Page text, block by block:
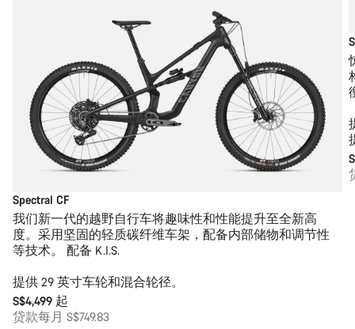
Spectral CF
我们新一代的越野自行车将趣味性和性能提升至全新高
度。采用坚固的轻质碳纤维车架，配备内部储物和调节性
等技术。 配备 K.I.S.
提供 29 英寸车轮和混合轮径。
S$4,499 起
贷款每月 S$749.83